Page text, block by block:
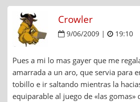
Crowler
9/06/2009 | 19:10
Pues a mi lo mas gayer que me
amarrada a un aro, que servia para
tobillo e ir saltando mientras la
equiparable al juego de «las gomas»